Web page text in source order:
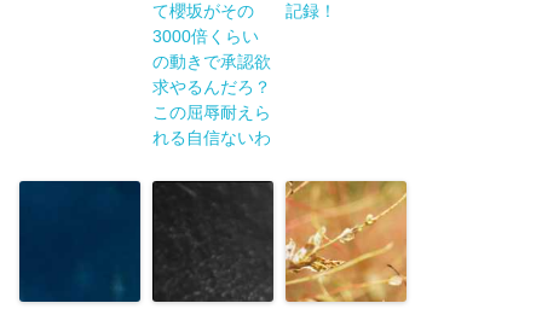
て櫻坂がその
3000倍くらい
の動きで承認欲
求やるんだろ？
この屈辱耐えら
れる自信ないわ
記録！